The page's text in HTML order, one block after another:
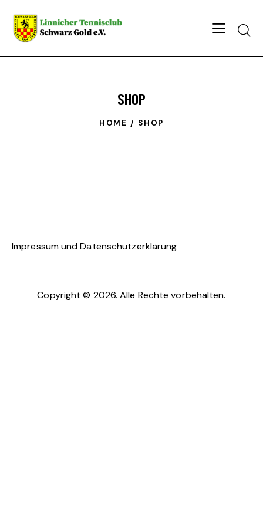
SHOP
HOME SHOP
Impressum und Datenschutzerklärung
Copyright © 2026. Alle Rechte vorbehalten.